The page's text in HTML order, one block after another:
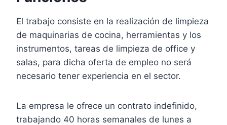
El trabajo consiste en la realización de limpieza
de maquinarias de cocina, herramientas y los
instrumentos, tareas de limpieza de office y
salas, para dicha oferta de empleo no será
necesario tener experiencia en el sector.
La empresa le ofrece un contrato indefinido,
trabajando 40 horas semanales de lunes a